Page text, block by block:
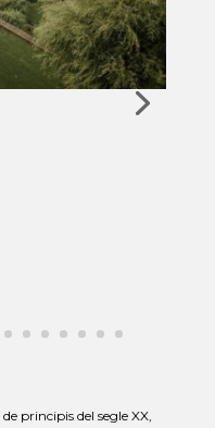
principis del segle XX,